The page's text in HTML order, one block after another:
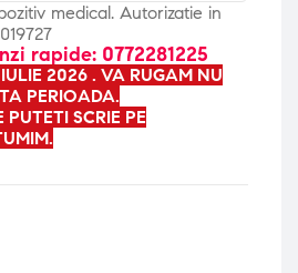
medical. Autorizatie in
rapide: 0772281225
2026 . VA RUGAM NU
PERIOADA.
PUTETI SCRIE PE